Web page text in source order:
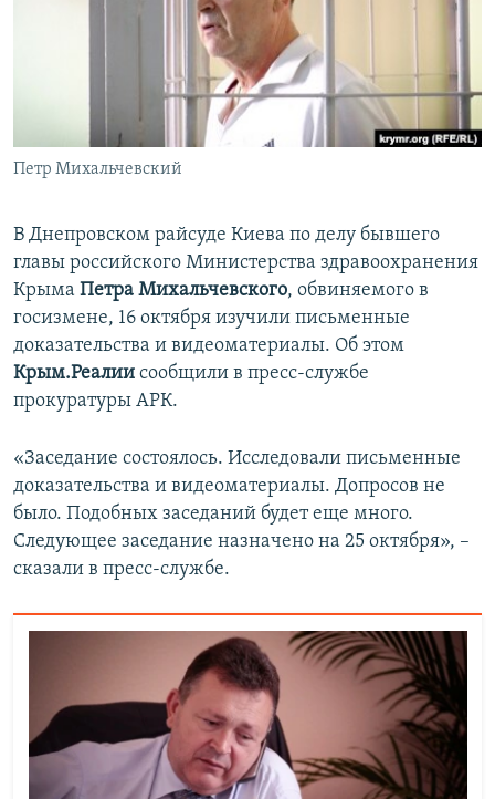
ПОБЕДИТЕЛЕЙ НЕ СУДЯТ?
КРЫМ.НЕПОКОРЕННЫЙ
УКРАИНСКАЯ ПРОБЛЕМА КРЫМА
ПРИСОЕДИНЯЙТЕСЬ!
Все сайты RFE/RL
Петр Михальчевский
В Днепровском райсуде Киева по делу бывшего
главы российского Министерства здравоохранения
Крыма Петра Михальчевского, обвиняемого в
госизмене, 16 октября изучили письменные
доказательства и видеоматериалы. Об этом
Крым.Реалии сообщили в пресс-службе
прокуратуры АРК.
«Заседание состоялось. Исследовали письменные
доказательства и видеоматериалы. Допросов не
было. Подобных заседаний будет еще много.
Следующее заседание назначено на 25 октября», –
сказали в пресс-службе.